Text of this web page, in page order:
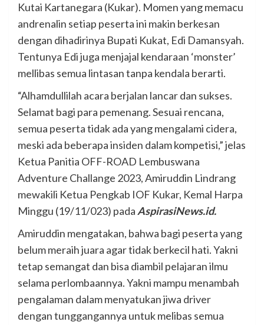
Kutai Kartanegara (Kukar). Momen yang memacu
andrenalin setiap peserta ini makin berkesan
dengan dihadirinya Bupati Kukat, Edi Damansyah.
Tentunya Edi juga menjajal kendaraan ‘monster’
mellibas semua lintasan tanpa kendala berarti.
“Alhamdullilah acara berjalan lancar dan sukses.
Selamat bagi para pemenang. Sesuai rencana,
semua peserta tidak ada yang mengalami cidera,
meski ada beberapa insiden dalam kompetisi,” jelas
Ketua Panitia OFF-ROAD Lembuswana
Adventure Challange 2023, Amiruddin Lindrang
mewakili Ketua Pengkab IOF Kukar, Kemal Harpa
Minggu (19/11/023) pada AspirasiNews.id.
Amiruddin mengatakan, bahwa bagi peserta yang
belum meraih juara agar tidak berkecil hati. Yakni
tetap semangat dan bisa diambil pelajaran ilmu
selama perlombaannya. Yakni mampu menambah
pengalaman dalam menyatukan jiwa driver
dengan tunggangannya untuk melibas semua